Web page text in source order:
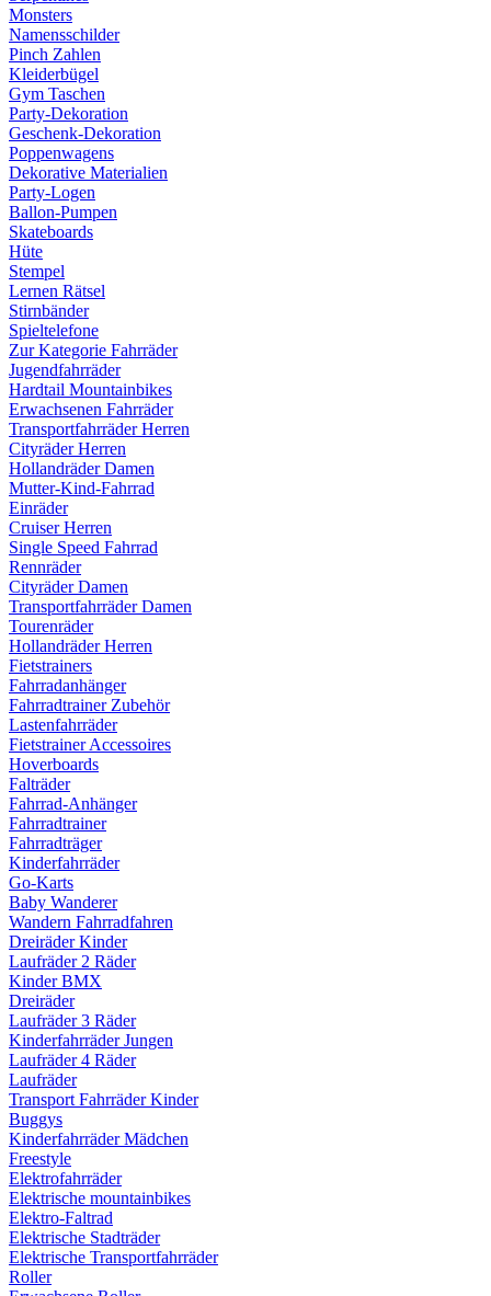
Monsters
Namensschilder
Pinch Zahlen
Kleiderbügel
Gym Taschen
Party-Dekoration
Geschenk-Dekoration
Poppenwagens
Dekorative Materialien
Party-Logen
Ballon-Pumpen
Skateboards
Hüte
Stempel
Lernen Rätsel
Stirnbänder
Spieltelefone
Zur Kategorie Fahrräder
Jugendfahrräder
Hardtail Mountainbikes
Erwachsenen Fahrräder
Transportfahrräder Herren
Cityräder Herren
Hollandräder Damen
Mutter-Kind-Fahrrad
Einräder
Cruiser Herren
Single Speed Fahrrad
Rennräder
Cityräder Damen
Transportfahrräder Damen
Tourenräder
Hollandräder Herren
Fietstrainers
Fahrradanhänger
Fahrradtrainer Zubehör
Lastenfahrräder
Fietstrainer Accessoires
Hoverboards
Falträder
Fahrrad-Anhänger
Fahrradtrainer
Fahrradträger
Kinderfahrräder
Go-Karts
Baby Wanderer
Wandern Fahrradfahren
Dreiräder Kinder
Laufräder 2 Räder
Kinder BMX
Dreiräder
Laufräder 3 Räder
Kinderfahrräder Jungen
Laufräder 4 Räder
Laufräder
Transport Fahrräder Kinder
Buggys
Kinderfahrräder Mädchen
Freestyle
Elektrofahrräder
Elektrische mountainbikes
Elektro-Faltrad
Elektrische Stadträder
Elektrische Transportfahrräder
Roller